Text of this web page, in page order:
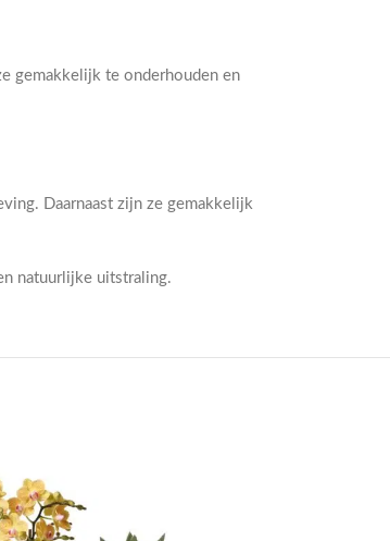
gemakkelijk te onderhouden en
Daarnaast zijn ze gemakkelijk
natuurlijke uitstraling.